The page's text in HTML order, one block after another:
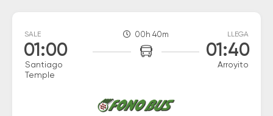
SALE
01:00
Santiago
Temple
00h 40m LLEGA
01:40
Arroyito